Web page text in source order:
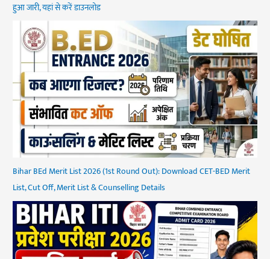
हुआ जारी, यहां से करें डाउनलोड
Bihar BEd Merit List 2026 (1st Round Out): Download CET-BED Merit
List, Cut Off, Merit List & Counselling Details